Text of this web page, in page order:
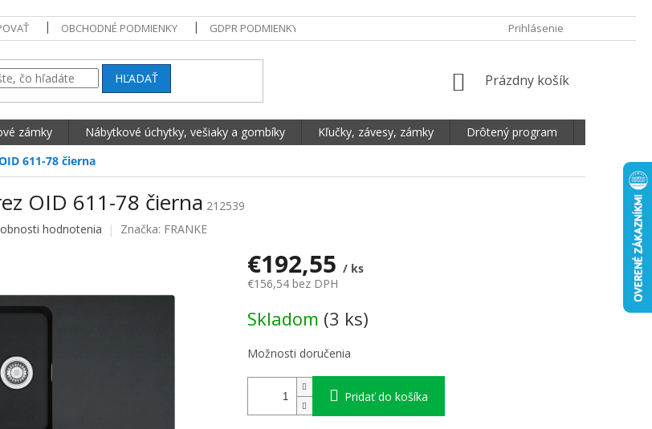
OBCHODNÉ PODMIENKY GDPR PODMIENKY OCHRANY OSOBNÝCH ÚDAJOV DOPRAVA A PLATBA
Prihlásenie
HĽADAŤ NÁKUPNÝ KOŠÍK
Prázdny košík
zámky Nábytkové úchytky, vešiaky a gombíky Kľučky, závesy, zámky Drôtený program
611-78 čierna
OID 611-78 čierna 212539
produktu je 0,0 z 5 hviezdičiek.
hodnotenia Značka: FRANKE
€192,55 / ks
€156,54 bez DPH
Skladom (3 ks)
Možnosti doručenia
Pridať do košíka